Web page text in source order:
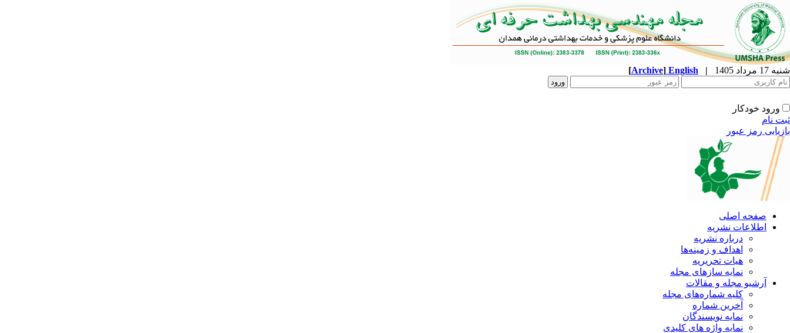
شنبه 17 مرداد 1405 |
English
[Archive]
ورود خودکار
ثبت نام
بازیابی رمز عبور
صفحه اصلی
اطلاعات نشریه
درباره نشریه
اهداف و زمینه‌ها
هیات تحریریه
نمایه سازهای مجله
آرشیو مجله و مقالات
کلیه شماره‌های مجله
آخرین شماره
نمایه نویسندگان
نمایه واژه های کلیدی